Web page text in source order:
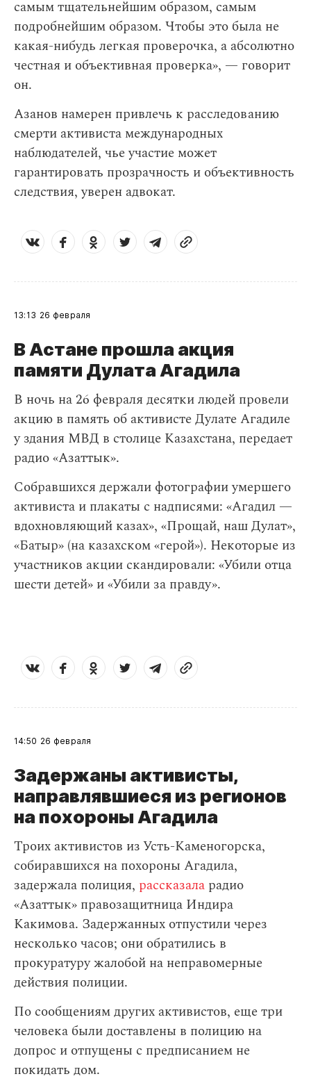
самым тщательнейшим образом, самым
подробнейшим образом. Чтобы это была не
какая-нибудь легкая проверочка, а абсолютно
честная и объективная проверка», — говорит
он.
Азанов намерен привлечь к расследованию
смерти активиста международных
наблюдателей, чье участие может
гарантировать прозрачность и объективность
следствия, уверен адвокат.
13:13 26 февраля
В Астане прошла акция
памяти Дулата Агадила
​В ночь на 26 февраля десятки людей провели
акцию в память об активисте Дулате Агадиле
у здания МВД в столице Казахстана, передает
радио «Азаттык».
Собравшихся держали фотографии умершего
активиста и плакаты с надписями: «Агадил —
вдохновляющий казах», «Прощай, наш Дулат»,
«Батыр» (на казахском «герой»). Некоторые из
участников акции скандировали: «Убили отца
шести детей» и «Убили за правду».
14:50 26 февраля
Задержаны активисты,
направлявшиеся из регионов
на похороны Агадила
Троих активистов из Усть-Каменогорска,
собиравшихся на похороны Агадила,
задержала полиция, рассказала радио
«Азаттык» правозащитница Индира
Какимова. Задержанных отпустили через
несколько часов; они обратились в
прокуратуру жалобой на неправомерные
действия полиции.
По сообщениям других активистов, еще три
человека были доставлены в полицию на
допрос и отпущены с предписанием не
покидать дом.